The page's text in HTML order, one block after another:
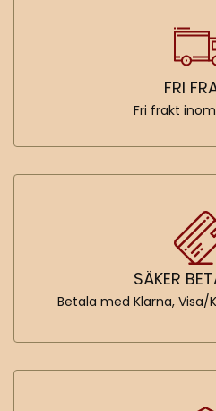
FRI
Fri frakt
SÄKER
Betala med Klarna, Visa/